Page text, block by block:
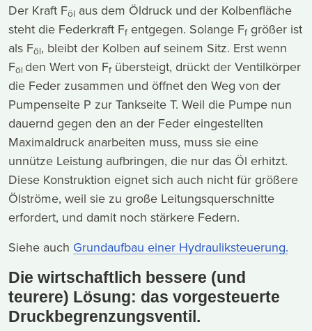
Der Kraft Föl aus dem Öldruck und der Kolbenfläche
steht die Federkraft Ff entgegen. Solange Ff größer ist
als Föl, bleibt der Kolben auf seinem Sitz. Erst wenn
Föl den Wert von Ff übersteigt, drückt der Ventilkörper
die Feder zusammen und öffnet den Weg von der
Pumpenseite P zur Tankseite T. Weil die Pumpe nun
dauernd gegen den an der Feder eingestellten
Maximaldruck anarbeiten muss, muss sie eine
unnütze Leistung aufbringen, die nur das Öl erhitzt.
Diese Konstruktion eignet sich auch nicht für größere
Ölströme, weil sie zu große Leitungsquerschnitte
erfordert, und damit noch stärkere Federn.
Siehe auch Grundaufbau einer Hydrauliksteuerung.
Die wirtschaftlich bessere (und
teurere) Lösung: das vorgesteuerte
Druckbegrenzungsventil.